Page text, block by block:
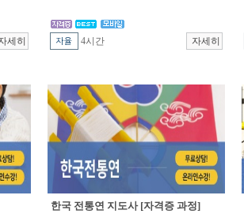
4시간
한국 전통연 지도사 [자격증 과정]